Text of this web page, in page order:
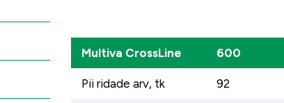
Multiva CrossLine 600
Pii ridade arv, tk 92